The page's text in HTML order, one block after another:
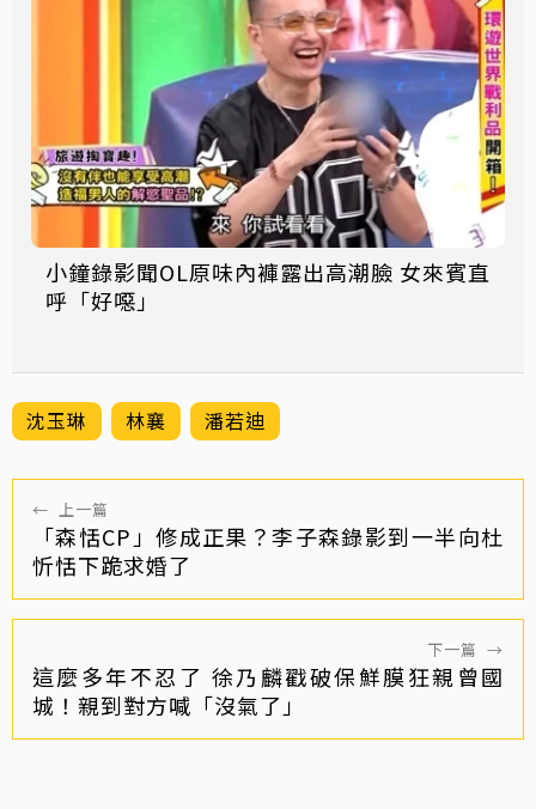
小鐘錄影聞OL原味內褲露出高潮臉 女來賓直
呼「好噁」
沈玉琳 林襄 潘若迪
← 上一篇
「森恬CP」修成正果？李子森錄影到一半向杜
忻恬下跪求婚了
下一篇 →
這麼多年不忍了 徐乃麟戳破保鮮膜狂親曾國
城！親到對方喊「沒氣了」